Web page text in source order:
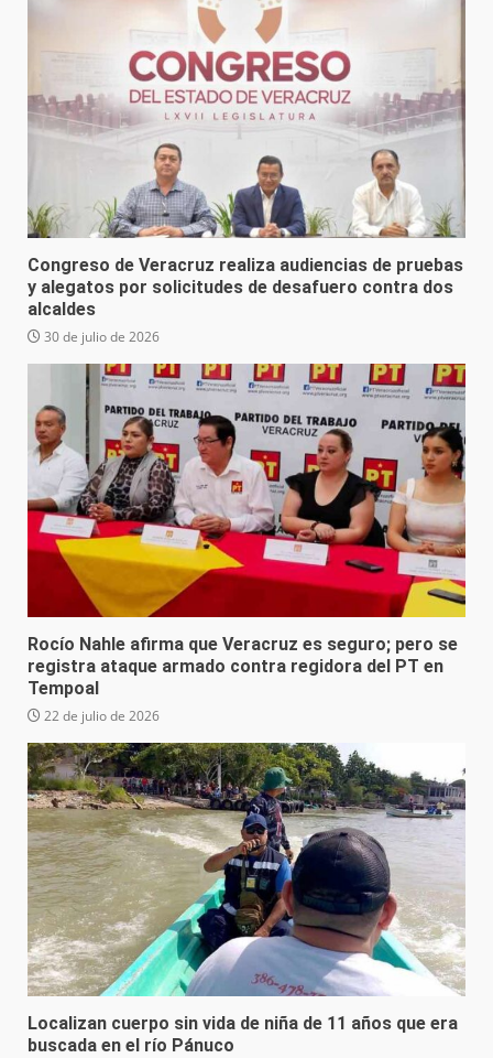
Congreso de Veracruz realiza audiencias de pruebas
y alegatos por solicitudes de desafuero contra dos
alcaldes
30 de julio de 2026
Rocío Nahle afirma que Veracruz es seguro; pero se
registra ataque armado contra regidora del PT en
Tempoal
22 de julio de 2026
Localizan cuerpo sin vida de niña de 11 años que era
buscada en el río Pánuco